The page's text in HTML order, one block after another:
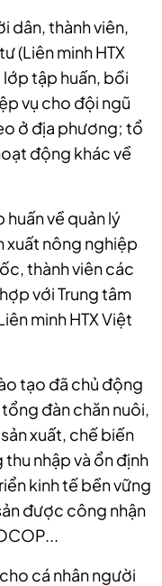
dân, thành viên,
(Liên minh HTX
tập huấn, bồi
vụ cho đội ngũ
ở địa phương; tổ
động khác về
về quản lý
xuất nông nghiệp
thành viên các
với Trung tâm
minh HTX Việt
tạo đã chủ động
đàn chăn nuôi,
xuất, chế biến
nhập và ổn định
kinh tế bền vững
được công nhận
cá nhân người